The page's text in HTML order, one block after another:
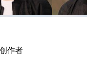
作者